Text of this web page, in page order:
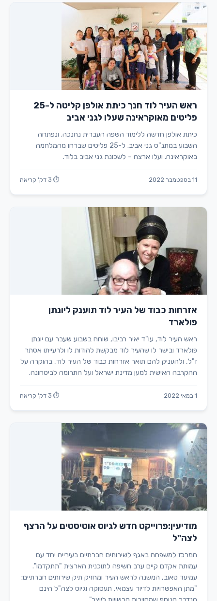
ראש העיר לוד חנך כיתת אולפן קליטה ל-25
פליטים מאוקראינה שעלו לגני אביב
כיתת אולפן חדשה ללימוד השפה העברית נחנכה. ונפתחה
השבוע במתנ"ס גני אביב. ל-25 פליטים שברחו מהמלחמה
באוקראינה. ועלו ארצה – לשכונת גני אביב בלוד.
11 בספטמבר 2022 ⏱ 3 דק' קריאה
אזרחות כבוד של העיר לוד תוענק ליונתן
פולארד
ראש העיר לוד, עו"ד יאיר רביבו, שוחח בשבוע שעבר עם יונתן
פולארד ובישר לו שהעיר לוד מבקשת להודות לו ולרעייתו אסתר
ז"ל, ולהעניק להם תואר אזרחות כבוד של העיר לוד, בהוקרה על
ההקרבה האישית למען מדינת ישראל ועל התרומה לביטחונה.
1 במאי 2022 ⏱ 3 דק' קריאה
מודיעין:פרוייקט חדש לגיוס אוטיסטים על הרצף
לצה"ל
המרכז למשפחה באגף לשירותים חברתיים בעירייה יחד עם
עמותת אקדם קיים ערב חשיפה לתוכנית הארצית "תתקדמו".
עמיעד טאוב, המשנה לראש העיר ומחזיק תיק שירותים חברתיים:
"מתן האפשרויות לדיור עצמאי, תעסוקה וגיוס לצה"ל הינם